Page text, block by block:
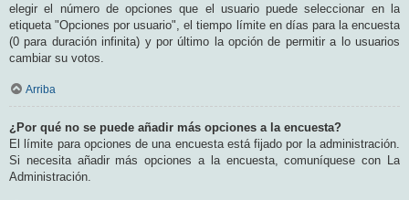
elegir el número de opciones que el usuario puede seleccionar en la
etiqueta "Opciones por usuario", el tiempo límite en días para la encuesta
(0 para duración infinita) y por último la opción de permitir a lo usuarios
cambiar su votos.
Arriba
¿Por qué no se puede añadir más opciones a la encuesta?
El límite para opciones de una encuesta está fijado por la administración.
Si necesita añadir más opciones a la encuesta, comuníquese con La
Administración.